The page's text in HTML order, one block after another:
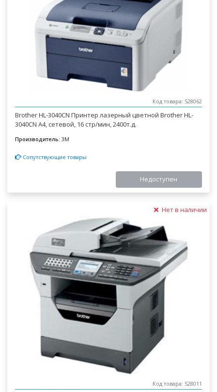
Код товара: 528062
Brother HL-3040CN Принтер лазерный цветной Brother HL-
3040CN A4, сетевой, 16 стр/мин, 2400т.д.
Производитель: 3M
Сопутствующие товары
Недоступен
Нет в наличии
Код товара: 528011